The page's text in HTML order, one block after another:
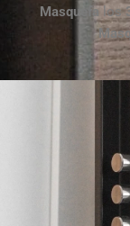
Masquefalos